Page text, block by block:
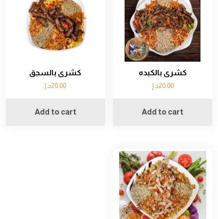
كشرى بالكبده
20.00د.إ
Add to cart
كشرى بالسجق
20.00د.إ
Add to cart